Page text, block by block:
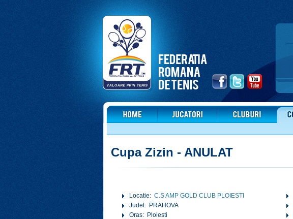
Cupa Zizin - ANULAT
Locatie: C.S AMP GOLD CLUB PLOIESTI
Judet: PRAHOVA
Oras: Ploiesti